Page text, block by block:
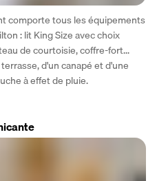
comporte tous les équipements
: lit King Size avec choix
de courtoisie, coffre-fort...
d'un canapé et d'une
à effet de pluie.